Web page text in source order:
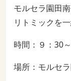
モルセラ園田
リトミックを
時間：９：30
場所：モルセ